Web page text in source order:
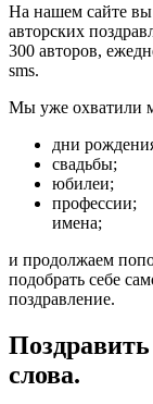
На нашем сайте вы
авторских
300 авторов,
sms.
Мы уже охватили
дни
свадьбы;
юбилеи;
профессии;
имена;
и продолжаем
подобрать себе
поздравление.
Поздравить
слова.